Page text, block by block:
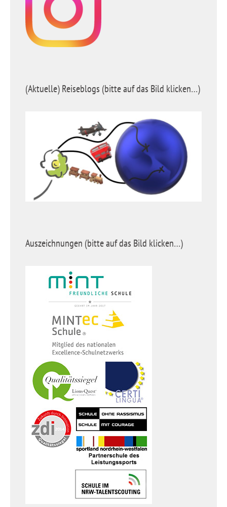
(Aktuelle) Reiseblogs (bitte auf das Bild klicken…)
Auszeichnungen (bitte auf das Bild klicken…)